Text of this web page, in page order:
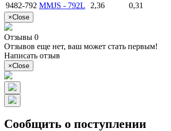
9482-792 MMJS - 792L 2,36 0,31
×Close
Отзывы 0
Отзывов еще нет, ваш может стать первым!
Написать отзыв
×Close
Сообщить о поступлении